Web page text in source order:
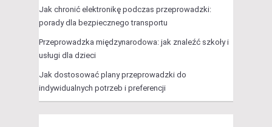
Jak chronić elektronikę podczas przeprowadzki:
porady dla bezpiecznego transportu
Przeprowadzka międzynarodowa: jak znaleźć szkoły i
usługi dla dzieci
Jak dostosować plany przeprowadzki do
indywidualnych potrzeb i preferencji